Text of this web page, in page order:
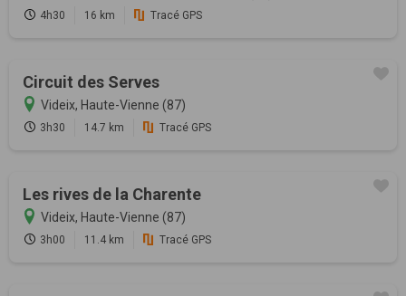
4h30 16 km Tracé GPS
Circuit des Serves
Videix, Haute-Vienne (87)
3h30 14.7 km Tracé GPS
Les rives de la Charente
Videix, Haute-Vienne (87)
3h00 11.4 km Tracé GPS